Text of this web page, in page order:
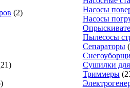
(2)
Насосы
Насосы
Пылесосы
Сепараторы
Сушилки
Триммеры